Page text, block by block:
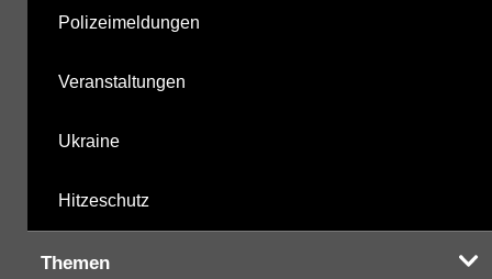
Polizeimeldungen
Veranstaltungen
Ukraine
Hitzeschutz
Themen